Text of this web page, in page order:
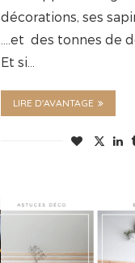
décorations, ses
….et des tonnes de
Et si…
LIRE D'AVANTAGE